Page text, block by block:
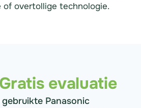
of overtollige technologie.
Gratis evaluatie
Panasonic